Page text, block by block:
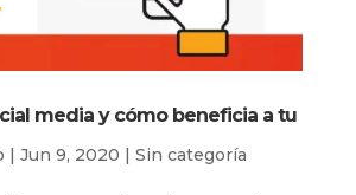
media y cómo beneficia a tu
Jun 9, 2020 Sin categoría